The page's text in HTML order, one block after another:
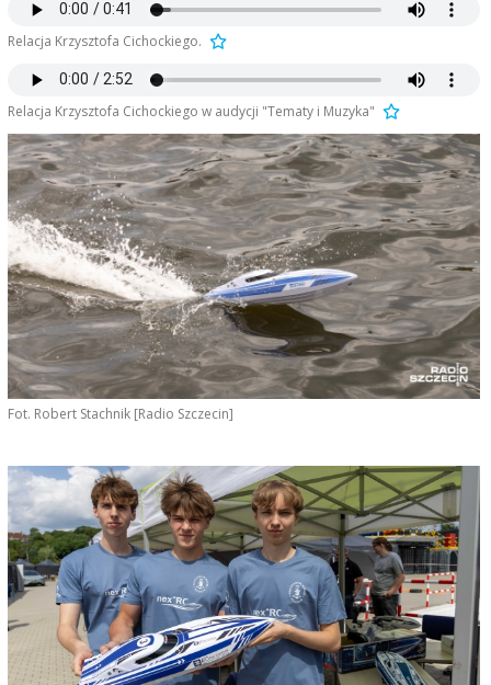
Relacja Krzysztofa Cichockiego.
Relacja Krzysztofa Cichockiego w audycji "Tematy i Muzyka"
Fot. Robert Stachnik [Radio Szczecin]